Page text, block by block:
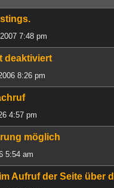
7:48 pm
deaktiviert
8:26 pm
4:57 pm
möglich
5:54 am
Aufruf der Seite über